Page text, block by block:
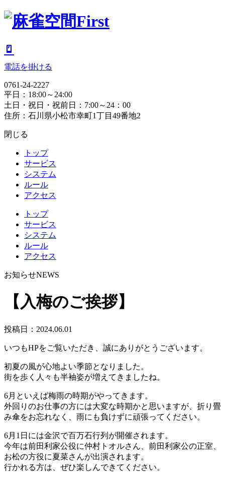
電話を掛ける
0761-24-2227
平日：18:00～24:00
土日・祝日・祝前日：7:00～24：00
住所：石川県小松市幸町1丁目49番地2
閉じる
トップ
サービス
システム
ルール
アクセス
トップ
サービス
システム
ルール
アクセス
お知らせNEWS
【入梅のご挨拶】
投稿日： 2024.06.01
いつもHPをご覧いただき、誠にありがとうございます。
初夏の風が心地よい季節となりました。
街を歩く人々も半袖姿が増えてきましたね。
6月といえば梅雨の時期がやってきます。
外回りのお仕事の方には大変な時期かと思いますが、折り畳
み傘をお忘れなく、雨にも負けずに頑張ってください。
6月1日には金沢で百万石行列が開催されます。
今年は前田利家公役に仲村トオルさん、前田利家公の正室、
お松の方役に夏菜さんが出演されます。
行かれる方は、ぜひ楽しんできてください。